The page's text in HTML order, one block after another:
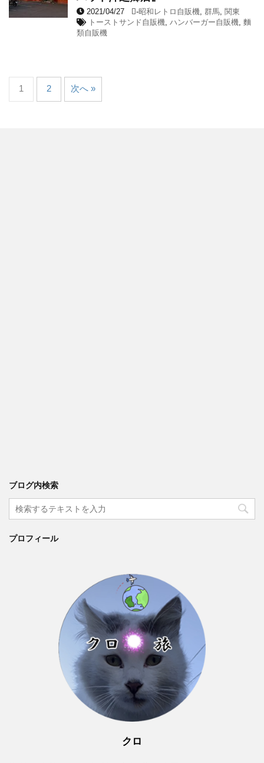
2021/04/27 -昭和レトロ自販機, 群馬, 関東
トーストサンド自販機, ハンバーガー自販機, 麵
類自販機
1 2 次へ »
ブログ内検索
プロフィール
クロ